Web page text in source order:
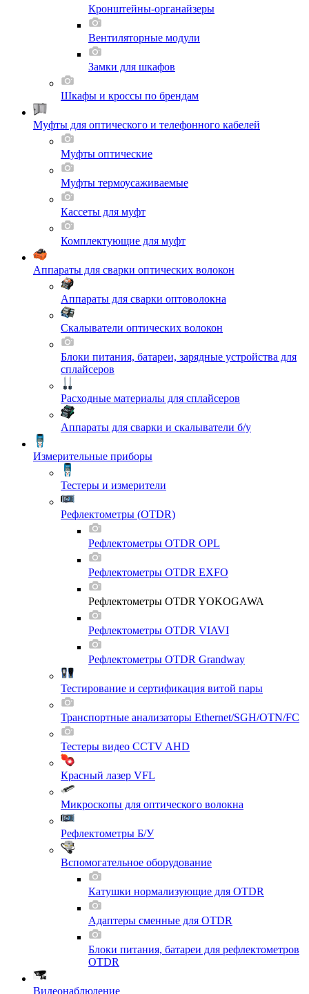
Кронштейны-органайзеры
Вентиляторные модули
Замки для шкафов
Шкафы и кроссы по брендам
Муфты для оптического и телефонного кабелей
Муфты оптические
Муфты термоусаживаемые
Кассеты для муфт
Комплектующие для муфт
Аппараты для сварки оптических волокон
Аппараты для сварки оптоволокна
Скалыватели оптических волокон
Блоки питания, батареи, зарядные устройства для
сплайсеров
Расходные материалы для сплайсеров
Аппараты для сварки и скалыватели б/у
Измерительные приборы
Тестеры и измерители
Рефлектометры (OTDR)
Рефлектометры OTDR OPL
Рефлектометры OTDR EXFO
Рефлектометры OTDR YOKOGAWA
Рефлектометры OTDR VIAVI
Рефлектометры OTDR Grandway
Тестирование и сертификация витой пары
Транспортные анализаторы Ethernet/SGH/OTN/FC
Тестеры видео CCTV AHD
Красный лазер VFL
Микроскопы для оптического волокна
Рефлектометры Б/У
Вспомогательное оборудование
Катушки нормализующие для OTDR
Адаптеры сменные для OTDR
Блоки питания, батареи для рефлектометров
OTDR
Видеонаблюдение